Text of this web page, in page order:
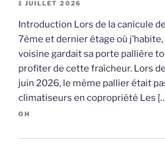
1 JUILLET 2026
Introduction Lors de la canicule
7ème et dernier étage où
voisine gardait sa porte pallière
profiter de cette fraîcheur. Lors
juin 2026, le même pallier était
climatiseurs en copropriété Les
OH